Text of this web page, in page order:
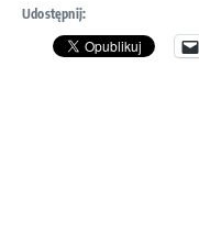
Udostępnij: